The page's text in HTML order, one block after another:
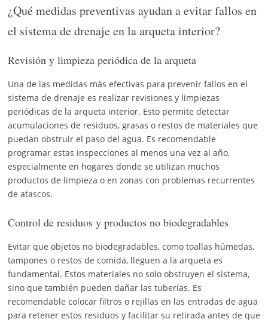
¿Qué medidas preventivas ayudan a evitar fallos en
el sistema de drenaje en la arqueta interior?
Revisión y limpieza periódica de la arqueta
Una de las medidas más efectivas para prevenir fallos en el
sistema de drenaje es realizar revisiones y limpiezas
periódicas de la arqueta interior. Esto permite detectar
acumulaciones de residuos, grasas o restos de materiales que
puedan obstruir el paso del agua. Es recomendable
programar estas inspecciones al menos una vez al año,
especialmente en hogares donde se utilizan muchos
productos de limpieza o en zonas con problemas recurrentes
de atascos.
Control de residuos y productos no biodegradables
Evitar que objetos no biodegradables, como toallas húmedas,
tampones o restos de comida, lleguen a la arqueta es
fundamental. Estos materiales no solo obstruyen el sistema,
sino que también pueden dañar las tuberías. Es
recomendable colocar filtros o rejillas en las entradas de agua
para retener estos residuos y facilitar su retirada antes de que